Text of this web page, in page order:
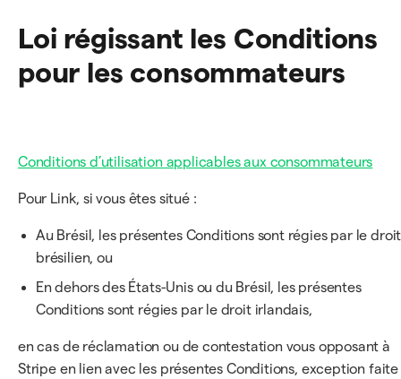
Loi régissant les Conditions
pour les consommateurs
Conditions d’utilisation applicables aux consommateurs
Pour Link, si vous êtes situé :
Au Brésil, les présentes Conditions sont régies par le droit
brésilien, ou
En dehors des États-Unis ou du Brésil, les présentes
Conditions sont régies par le droit irlandais,
en cas de réclamation ou de contestation vous opposant à
Stripe en lien avec les présentes Conditions, exception faite